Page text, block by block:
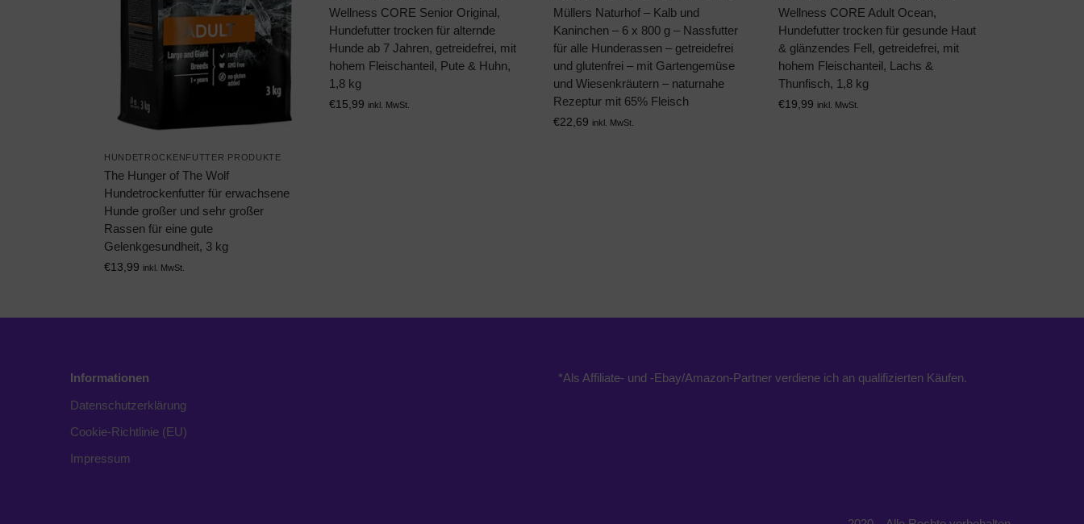
HUNDETROCKENFUTTER PRODUKTE
The Hunger of The Wolf
Hundetrockenfutter für erwachsene
Hunde großer und sehr großer
Rassen für eine gute
Gelenkgesundheit, 3 kg
€13,99 inkl. MwSt.
Wellness CORE Senior Original,
Hundefutter trocken für alternde
Hunde ab 7 Jahren, getreidefrei, mit
hohem Fleischanteil, Pute & Huhn,
1,8 kg
€15,99 inkl. MwSt.
Müllers Naturhof – Kalb und
Kaninchen – 6 x 800 g – Nassfutter
für alle Hunderassen – getreidefrei
und glutenfrei – mit Gartengemüse
und Wiesenkräutern – naturnahe
Rezeptur mit 65% Fleisch
€22,69 inkl. MwSt.
Wellness CORE Adult Ocean,
Hundefutter trocken für gesunde Haut
& glänzendes Fell, getreidefrei, mit
hohem Fleischanteil, Lachs &
Thunfisch, 1,8 kg
€19,99 inkl. MwSt.
Informationen
Datenschutzerklärung
Cookie-Richtlinie (EU)
Impressum
*Als Affiliate- und -Ebay/Amazon-Partner verdiene ich an qualifizierten Käufen.